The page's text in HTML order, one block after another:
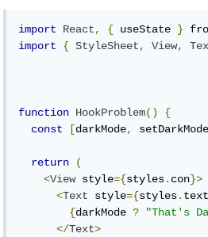
import React, { useState }
import
{ StyleSheet, View,
function HookProblem()
{
const
[darkMode, setDarkMode
return
(
<View style={styles. con}>
<Text style={styles. text
{darkMode ? "That's
</Text>